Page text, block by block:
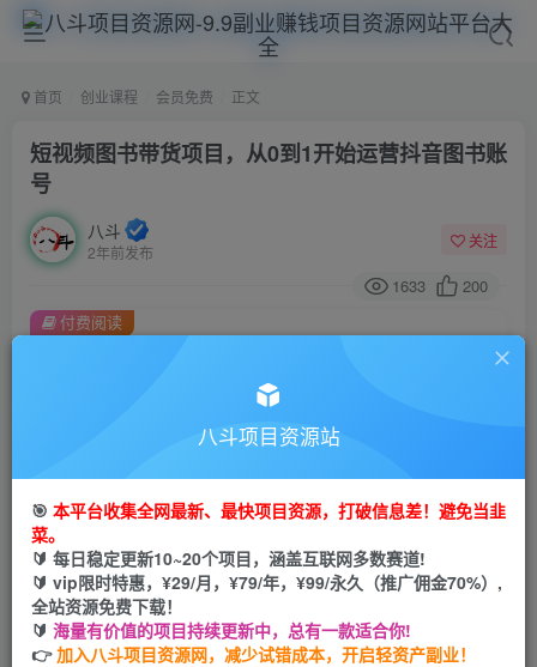
首页 创业课程 会员免费 正文
短视频图书带货项目，从0到1开始运营抖音图书账
号
八斗
2年前发布
关注
1633 200
此内容为付费阅读，请付费后查看
金币9.9金币99
会员免费
您当前未登录！建议登陆后购买，可保存购买订单
付费阅读
短视频图书带货项目，从0到1开始运营抖音图书账号
八斗项目资源站
🎯 本平台收集全网最新、最快项目资源，打破信息差！避免当韭
菜。
🔰 每日稳定更新10~20个项目，涵盖互联网多数赛道!
🔰 vip限时特惠，¥29/月，¥79/年，¥99/永久（推广佣金70%）,
全站资源免费下载！
🔰 海量有价值的项目持续更新中，总有一款适合你!
👉加入八斗项目资源网，减少试错成本，开启轻资产副业！